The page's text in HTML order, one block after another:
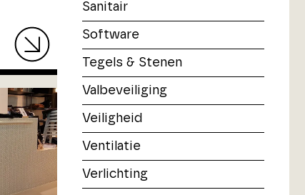
Sanitair
Software
Tegels & Stenen
Valbeveiliging
Veiligheid
Ventilatie
Verlichting